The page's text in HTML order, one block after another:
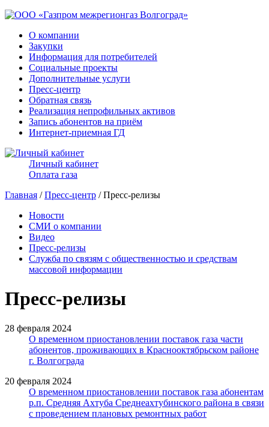
О компании
Закупки
Информация для потребителей
Социальные проекты
Дополнительные услуги
Пресс-центр
Обратная связь
Реализация непрофильных активов
Запись абонентов на приём
Интернет-приемная ГД
Личный кабинет
Оплата газа
Главная /Пресс-центр / Пресс-релизы
Новости
СМИ о компании
Видео
Пресс-релизы
Служба по связям с общественностью и средствам
массовой информации
Пресс-релизы
28 февраля 2024
О временном приостановлении поставок газа части
абонентов, проживающих в Краснооктябрьском районе
г. Волгограда
20 февраля 2024
О временном приостановлении поставок газа абонентам
р.п. Средняя Ахтуба Среднеахтубинского района в связи
с проведением плановых ремонтных работ